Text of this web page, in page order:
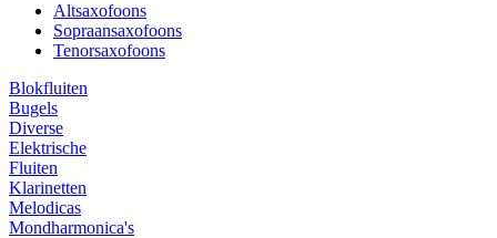
Altsaxofoons
Sopraansaxofoons
Tenorsaxofoons
Blokfluiten
Bugels
Diverse
Elektrische
Fluiten
Klarinetten
Melodicas
Mondharmonica's